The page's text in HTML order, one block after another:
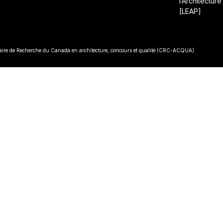
[LEAP]
de Recherche du Canada en architecture, concours et qualité (CRC-ACQUA)